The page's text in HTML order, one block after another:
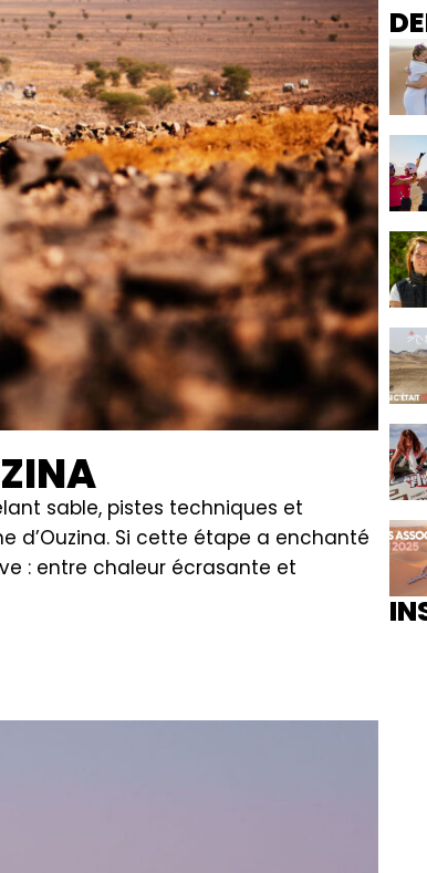
sable, pistes techniques et
d’Ouzina. Si cette étape a enchanté
: entre chaleur écrasante et